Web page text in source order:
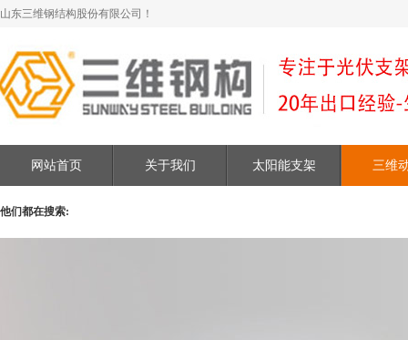
山东三维钢结构股份有限公司！
网站首页 关于我们 太阳能支架 三维
他们都在搜索: